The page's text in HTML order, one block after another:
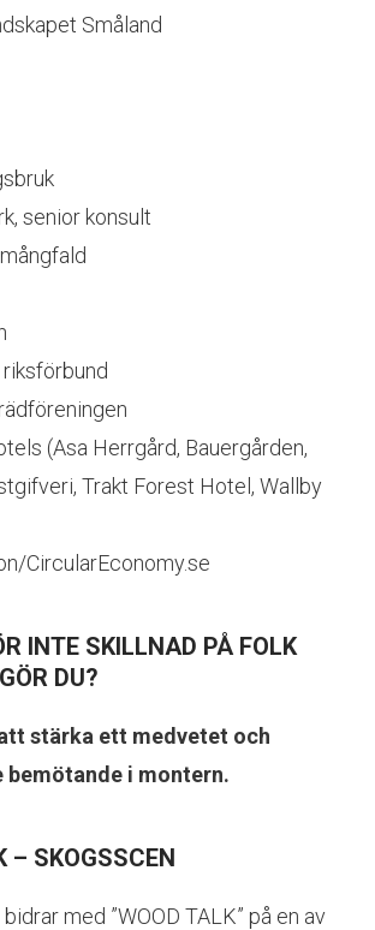
Småland
senior konsult
(Asa Herrgård, Bauergården,
Trakt Forest Hotel, Wallby
CircularEconomy.se
INTE SKILLNAD PÅ FOLK
DU?
stärka ett medvetet och
bemötande i montern.
– SKOGSSCEN
med ”WOOD TALK” på en av